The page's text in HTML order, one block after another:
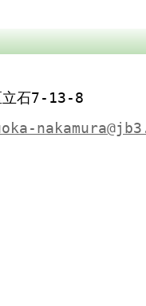
立石7-13-8